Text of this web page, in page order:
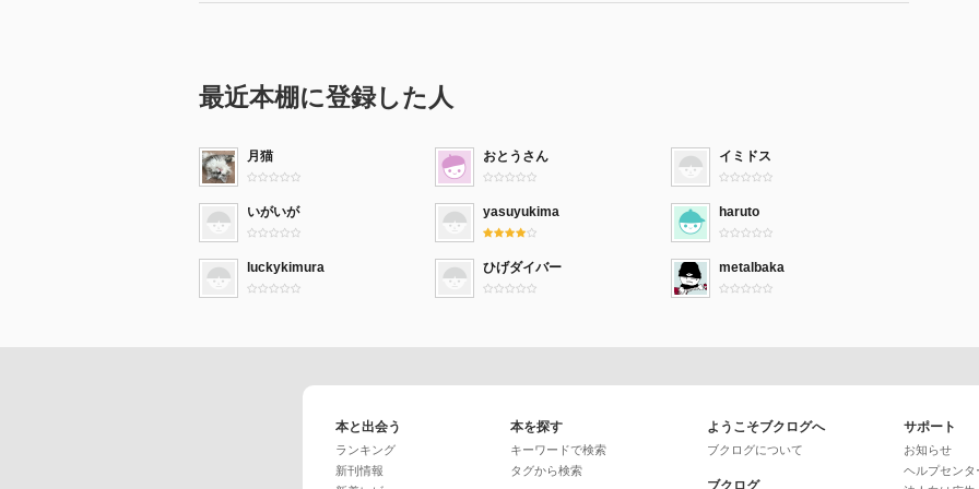
最近本棚に登録した人
月猫 おとうさん イミドス
いがいが yasuyukima haruto
luckykimura ひげダイバー metalbaka
本と出会う
ランキング
新刊情報
本を探す
キーワードで検索
タグから検索
ようこそブクログへ
ブクログについて
ブクログ
サポート
お知らせ
ヘルプセンタ